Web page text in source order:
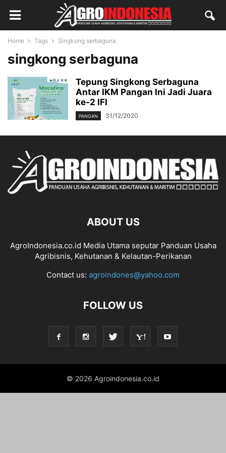
Home Tags Singkong serbaguna
singkong serbaguna
Tepung Singkong Serbaguna
Antar IKM Pangan Ini Jadi Juara
ke-2 IFI
PANGAN 31/12/2020
ABOUT US
AgroIndonesia.co.id Media Utama seputar Panduan Usaha
Agribisnis, Kehutanan & Kelautan-Perikanan
Contact us: agroindones@yahoo.com
FOLLOW US
© 2026 Agroindonesia.co.id